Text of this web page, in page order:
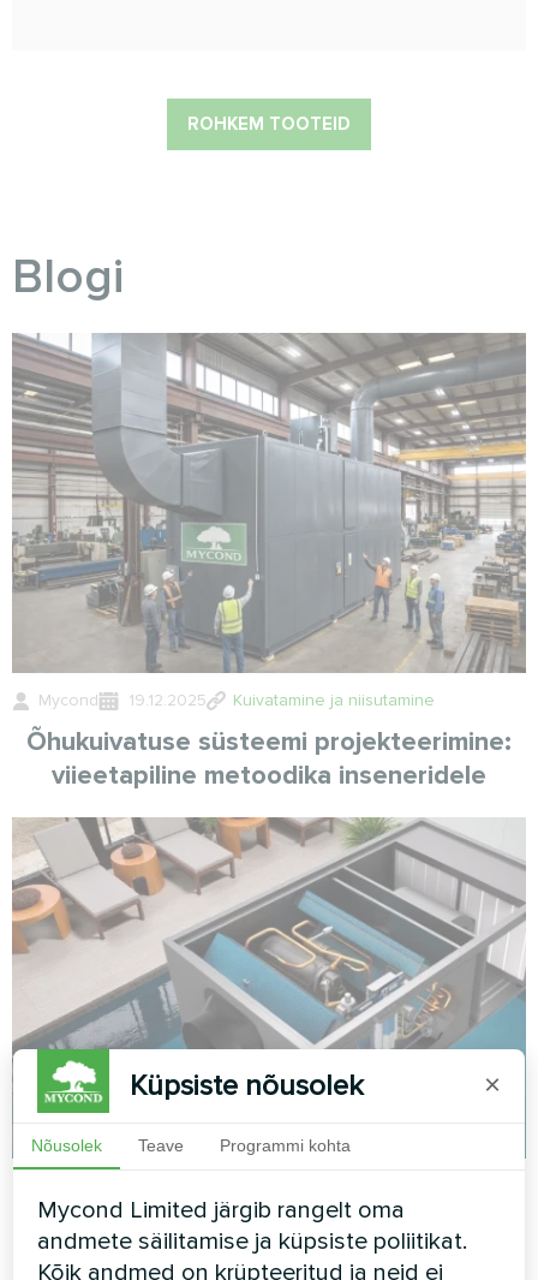
ROHKEM TOOTEID
Blogi
Mycond 19.12.2025 Kuivatamine ja niisutamine
Õhukuivatuse süsteemi projekteerimine:
viieetapiline metoodika inseneridele
Kas hallitus võib õhukuivatis areneda:
hügieen ja MSHA(C) hooldus
Küpsiste nõusolek ×
Nõusolek Teave Programmi kohta
Mycond Limited järgib rangelt oma
andmete säilitamise ja küpsiste poliitikat.
Kõik andmed on krüpteeritud ja neid ei